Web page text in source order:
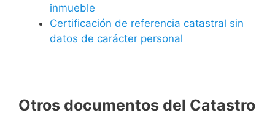
inmueble
Certificación de referencia catastral sin
datos de carácter personal
Otros documentos del Catastro